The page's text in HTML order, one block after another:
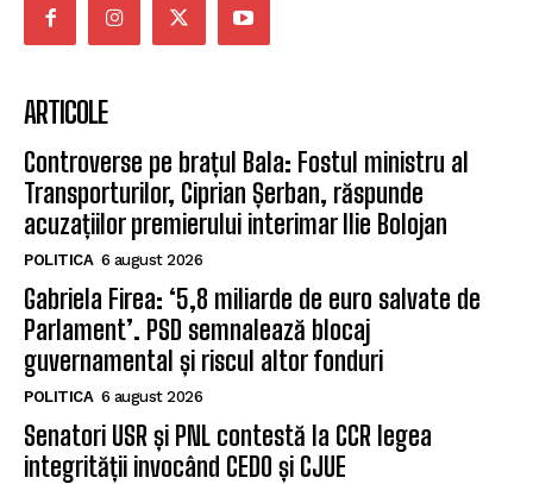
ARTICOLE
Controverse pe brațul Bala: Fostul ministru al
Transporturilor, Ciprian Șerban, răspunde
acuzațiilor premierului interimar Ilie Bolojan
POLITICA 6 august 2026
Gabriela Firea: ‘5,8 miliarde de euro salvate de
Parlament’. PSD semnalează blocaj
guvernamental și riscul altor fonduri
POLITICA 6 august 2026
Senatori USR și PNL contestă la CCR legea
integrității invocând CEDO și CJUE